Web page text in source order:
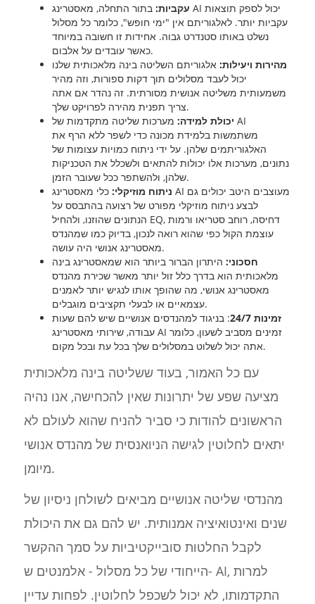
עקביות: בתור התחלה, מאסטרינג AI יכול לספק תוצאות
עקביות יותר. לאלגוריתם אין "ימי חופש", כלומר כל מסלול
נשלט באותו סטנדרט גבוה. אחידות זו חשובה במיוחד
כאשר עובדים על אלבום.
מהירות ויעילות: אלגוריתם השליטה בינה מלאכותית שלנו
יכול לעבד מסלולים תוך דקות ספורות, וזה מהיר
משמעותית משליטה אנושית מסורתית. זה נהדר אם אתה
צריך תפנית מהירה לפרויקט שלך.
יכולת למידה: מערכות שליטה מתקדמות של AI
משתמשות בלמידת מכונה כדי לשפר ללא הרף את
האלגוריתמים שלהן. על ידי ניתוח כמויות עצומות של
נתונים, מערכות אלו יכולות להתאים ולשכלל את הטכניקות
שלהן, ולהשתפר ככל שעובר הזמן.
ניתוח מוזיקלי: כלי מאסטרינג AI מעוצבים היטב יכולים גם
לבצע ניתוח מוזיקלי מפורט של רצועה בהתבסס על
הנתונים שהוזנו, ולהחיל EQ, דחיסה, רוחב סטריאו ורמות
עוצמת הקול כפי שהוא רואה לנכון, בדיוק כמו שמהנדס
מאסטרינג אנושי היה עושה.
חסכוני: היתרון הברור ביותר הוא שמאסטרינג בינה
מלאכותית הוא בדרך כלל זול יותר מאשר שכירת מהנדס
מאסטרינג אנושי, מה שהופך אותו לנגיש יותר לאמנים
עצמאיים או לבעלי תקציבים מוגבלים.
זמינות 24/7
: בניגוד למהנדסים אנושיים שיש להם שעות
עבודה, שירותי מאסטרינג AI זמינים מסביב לשעון, כלומר
אתה יכול לשלוט במסלולים שלך בכל עת ובכל מקום.
עם כל האמור, בעוד ששליטה בינה מלאכותית
מציעה שפע של יתרונות שאין להכחישה, אנו נהיה
הראשונים להודות כי סביר להניח שהוא לעולם לא
יתאים לחלוטין לגישה הניואנסית של מהנדס אנושי
מיומן.
מהנדסי שליטה אנושיים מביאים לשולחן ניסיון של
שנים ואינטואיציה אמנותית. יש להם גם את היכולת
לקבל החלטות סובייקטיביות על סמך ההקשר
הייחודי של כל מסלול - אלמנטים ש- AI, למרות
התקדמותו, לא יכול לשכפל לחלוטין. לפחות עדיין